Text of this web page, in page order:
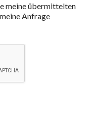
meine übermittelten
Anfrage